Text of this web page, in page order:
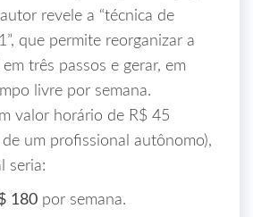
revele a “técnica de
que permite reorganizar a
três passos e gerar, em
livre por semana.
valor horário de R$ 45
um profissional autônomo),
seria:
180 por semana.